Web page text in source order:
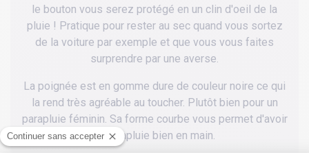
le bouton vous serez protégé en un clin d'oeil de la
pluie ! Pratique pour rester au sec quand vous sortez
de la voiture par exemple et que vous vous faites
surprendre par une averse.
La poignée est en gomme dure de couleur noire ce qui
la rend très agréable au toucher. Plutôt bien pour un
parapluie féminin. Sa forme courbe vous permet d'avoir
le parapluie bien en main.